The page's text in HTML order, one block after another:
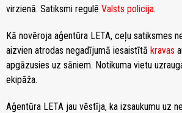
virzienā. Satiksmi regulē Valsts policija.
Kā novēroja aģentūra LETA, ceļu satiksmes
aizvien atrodas negadījumā iesaistītā kravas
apgāzusies uz sāniem. Notikuma vietu
ekipāža.
Aģentūra LETA jau vēstīja, ka izsaukumu uz